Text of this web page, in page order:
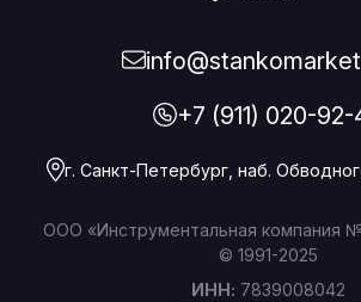
+7 (911) 020-
г. Санкт-Петербург, наб.
ООО «Инструментальная компания №
© 1991-2025
ИНН: 7839008042